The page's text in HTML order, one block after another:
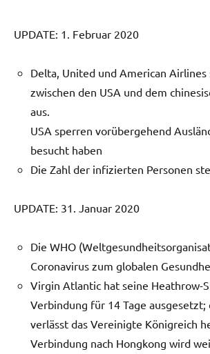
UPDATE: 1. Februar 2020
Delta, United und American Airlines
zwischen den USA und dem
aus.
USA sperren vorübergehend
besucht haben
Die Zahl der infizierten Personen
UPDATE: 31. Januar 2020
Die WHO
Coronavirus zum globalen
Virgin Atlantic hat seine Heathrow-
Verbindung für 14 Tage
verlässt das Vereinigte Königreich
Verbindung nach Hongkong wird